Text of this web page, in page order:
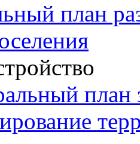
план
план